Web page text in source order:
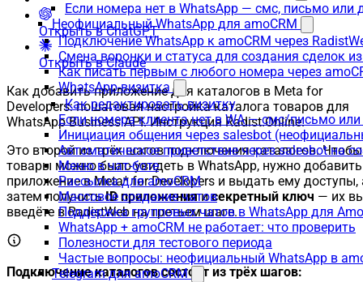
Если номера нет в WhatsApp — смс, письмо или
Неофициальный WhatsApp для amoCRM
Подключение WhatsApp к amoCRM через
Смена воронки и статуса для создания сделок
Как писать первым с любого номера через
WhatsApp-визитка
Как редактировать визитку
Если номера клиента нет в WA — смс/письмо
Инициация общения через salesbot
Автоматическое приветствие через salesbot на
Меню в чат-боте
Рассылка для amoCRM
Массовое создание чатов
Поддержка групповых чатов в WhatsApp для
WhatsApp + amoCRM не работает: что проверить
Полезности для тестового периода
Частые вопросы: неофициальный WhatsApp в
Telegram для amoCRM
Открыть в ChatGPT
Открыть в Claude
Как добавить приложение для каталогов в Meta for
Developers: пошаговая настройка каталога товаров для
WhatsApp Business API. Инструкция Radist.Online.
Это второй из трёх шагов подключения каталогов. Чтобы
товары можно было увидеть в WhatsApp, нужно добавить
приложение в Meta* for Developers и выдать ему доступы,
затем получитьID приложенияисекретный ключ — их
введёте в RadistWeb на третьем шаге.
Подключение каталогов состоит из трёх шагов: